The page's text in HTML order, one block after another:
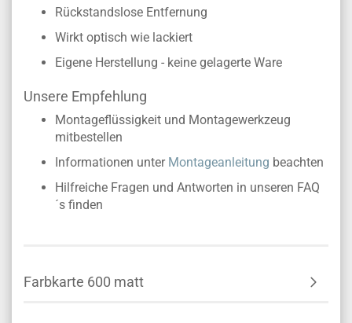
Rückstandslose Entfernung
Wirkt optisch wie lackiert
Eigene Herstellung - keine gelagerte Ware
Unsere Empfehlung
Montageflüssigkeit und Montagewerkzeug
mitbestellen
Informationen unter Montageanleitung beachten
Hilfreiche Fragen und Antworten in unseren FAQ
´s finden
Farbkarte 600 matt